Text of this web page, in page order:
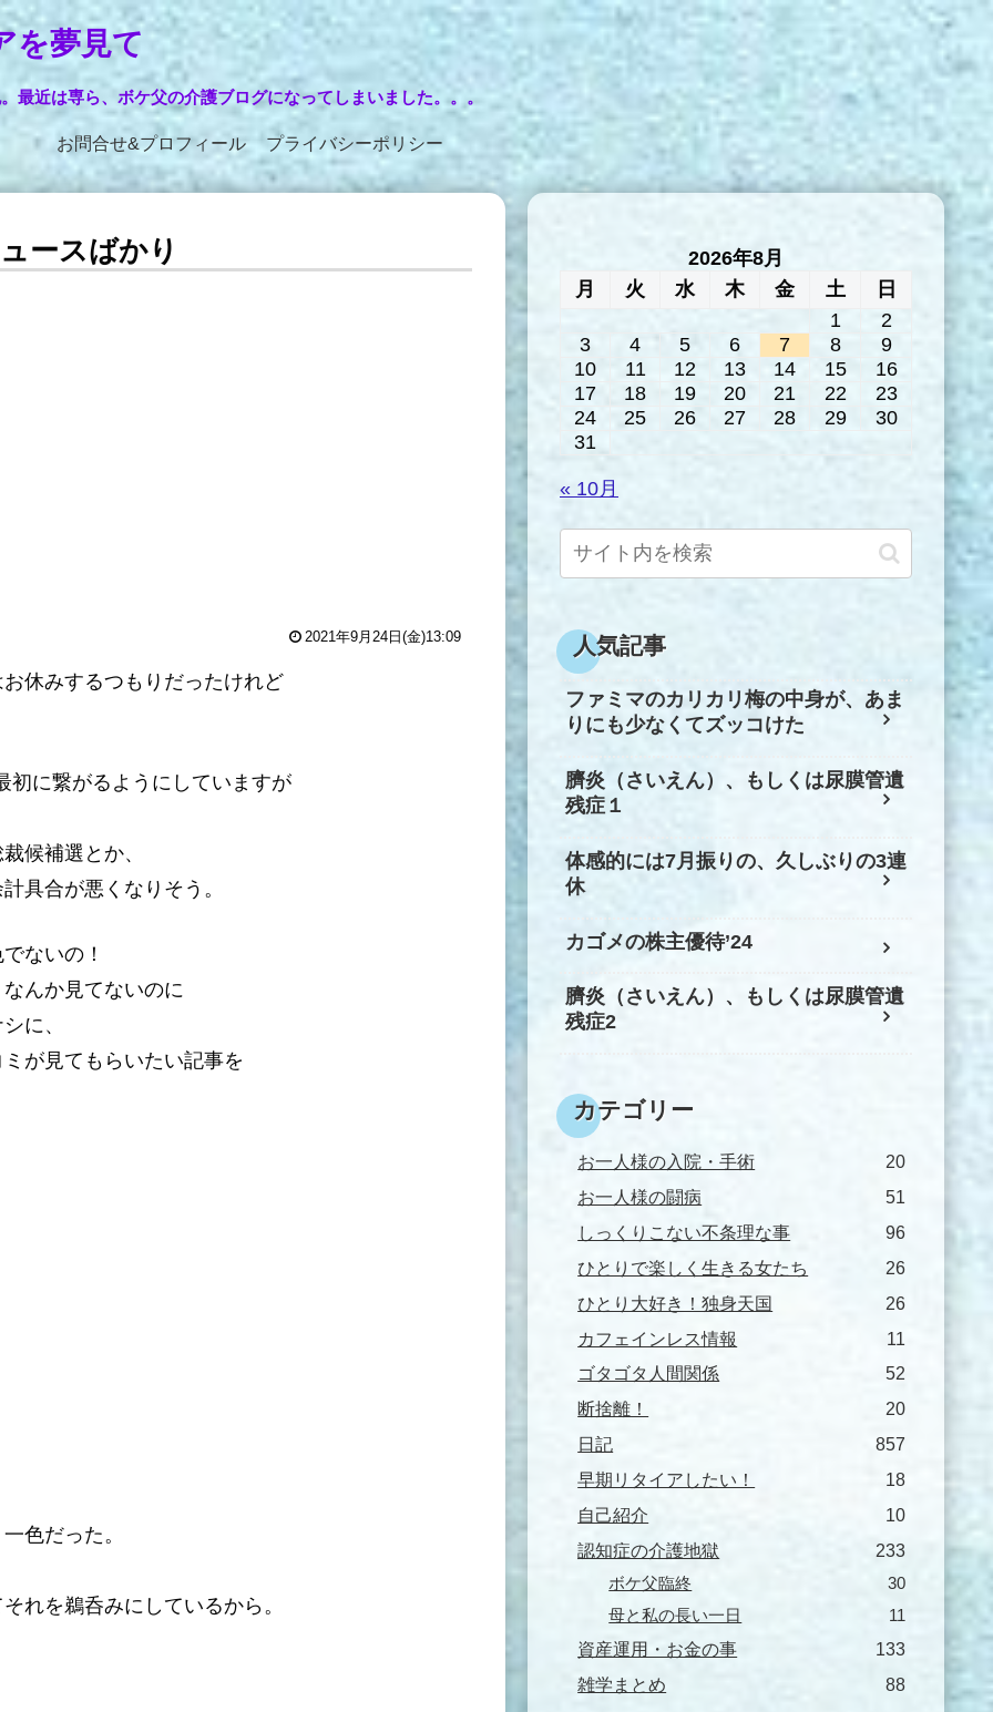
を夢見て
近は専ら、ボケ父の介護ブログになってしまいました。。。
お問合せ&プロフィールプライバシーポリシー
ースばかり
2021年9月24日(金)13:09
休みするつもりだったけれど
初に繋がるようにしていますが
候補選とか、
具合が悪くなりそう。
ないの！
んか見てないのに
に、
が見てもらいたい記事を
色だった。
れを鵜呑みにしているから。
2026年8月
月
火 水 木 金 土
日
1
2
3
4 5 6 7 8
9
10
11 12 13 14 15
16
17
18 19 20 21 22
23
24
25 26 27 28 29
30
31
« 10月
人気記事
ファミマのカリカリ梅の中身が、あま
りにも少なくてズッコけた
臍炎（さいえん）、もしくは尿膜管遺
残症１
体感的には7月振りの、久しぶりの3連
休
カゴメの株主優待’24
臍炎（さいえん）、もしくは尿膜管遺
残症2
カテゴリー
お一人様の入院・手術
20
お一人様の闘病
51
しっくりこない不条理な事
96
ひとりで楽しく生きる女たち
26
ひとり大好き！独身天国
26
カフェインレス情報
11
ゴタゴタ人間関係
52
断捨離！
20
日記
857
早期リタイアしたい！
18
自己紹介
10
認知症の介護地獄
233
ボケ父臨終
30
母と私の長い一日
11
資産運用・お金の事
133
雑学まとめ
88